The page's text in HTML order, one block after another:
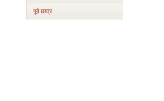
पूर्व छात्र